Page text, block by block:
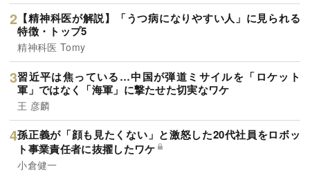
【精神科医が解説】「うつ病になりやすい人」に見られる
特徴・トップ5
精神科医 Tomy
習近平は焦っている…中国が弾道ミサイルを「ロケット
軍」ではなく「海軍」に撃たせた切実なワケ
王 彦麟
孫正義が「顔も見たくない」と激怒した20代社員をロボッ
ト事業責任者に抜擢したワケ
小倉健一